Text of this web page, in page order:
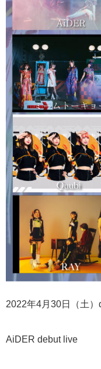
2022年4 月 30日（土）
AiDER debut live